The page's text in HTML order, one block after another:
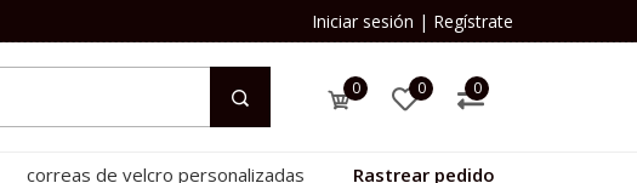
Iniciar sesión | Regístrate
0 0 0
correas de velcro personalizadas Rastrear pedido